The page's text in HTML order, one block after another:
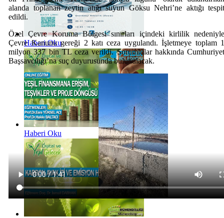
Haberi Oku
Haberi Oku
alanda toplanan zeytin atığı suyun Göksu Nehri’ne aktığı
edildi.
Özel Çevre Koruma Bölgesi sınırları içindeki kirlilik
Çevre Kanunu gereği 2 katı ceza uygulandı. İşletmeye toplam
milyon 337 bin TL ceza verildi. Sorumlular hakkında
Başsavcılığı’na suç duyurusunda bulunulacak.